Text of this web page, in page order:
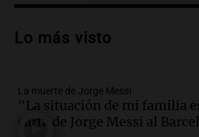
Audio.Trágico accidente
vehículos desde un puente
Audio.Tragedia en
y cinco heridos tras caer
un puente
Lo más visto
La muerte de Jorge Messi
"La situación de mi familia
carta de Jorge Messi al